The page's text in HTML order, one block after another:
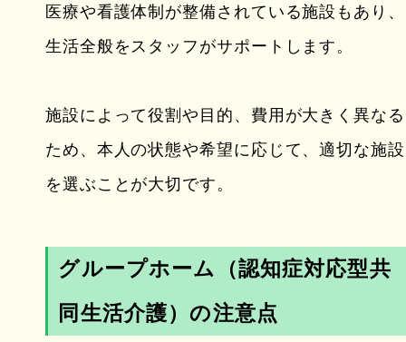
医療や看護体制が整備されている施設もあり、
生活全般をスタッフがサポートします。
施設によって役割や目的、費用が大きく異なる
ため、本人の状態や希望に応じて、適切な施設
を選ぶことが大切です。
グループホーム（認知症対応型共
同生活介護）の注意点